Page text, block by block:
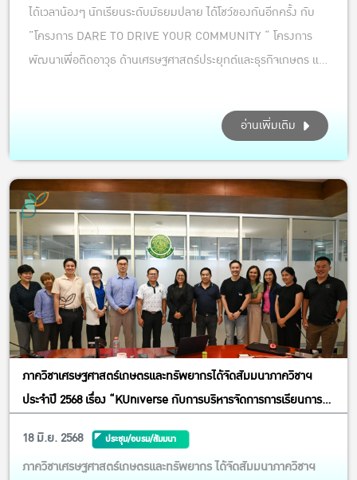
ได้เวลาน้องๆ นักเรียนระดับมัธยมปลาย ได้โชว์ของกันอีกครั้ง กับ
”โครงการ DARE TO DRIVE YOUR COMMUNITY “ โครงการ
พัฒนาเพื่อติดอาวุธ ด้านเศรษฐศาสตร์ประยุกต์และธุรกิจเกษตร แก่
4 สมัครเข้าร่วมโครงการฯ กันได้แล้วรับรองน้องๆ นักเรียนได้ทั้งค
อ่านเพิ่มเติม
ภาควิชาเศรษฐศาสตร์เกษตรและทรัพยากรได้จัดสัมมนาภาควิชาฯ
ประจำปี 2568 เรื่อง “KUniverse กับการบริหารจัดการการเรียนการ
18 มิ.ย. 2568 ประชุม/อบรม/สัมมนา
ภาควิชาเศรษฐศาสตร์เกษตรและทรัพยากร ได้จัดสัมมนาภาควิชาฯ